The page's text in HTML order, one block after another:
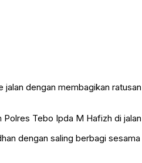
dengan membagikan
Tebo Ipda M Hafizh di
dengan saling berbagi